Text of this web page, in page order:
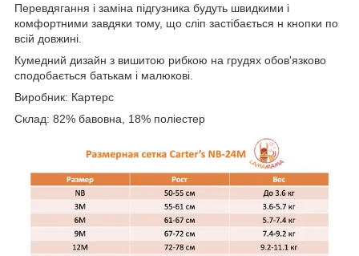
Перевдягання і заміна підгузника будуть швидкими і
комфортними завдяки тому, що сліп застібається н кнопки по
всій довжині.
Кумедний дизайн з вишитою рибкою на грудях обов'язково
сподобається батькам і малюкові.
Виробник: Картерс
Склад: 82% бавовна, 18% поліестер